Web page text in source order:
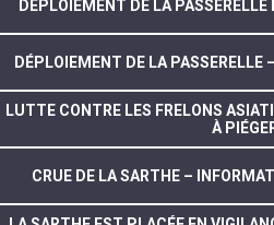
DÉPLOIEMENT DE LA PASSERELLE
LUTTE CONTRE LES FRELONS
À
CRUE DE LA SARTHE –